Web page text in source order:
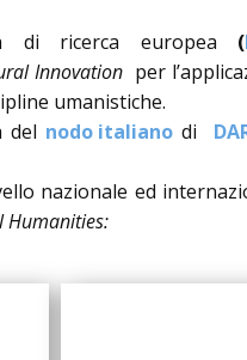
di ricerca europea (
Innovation per
umanistiche.
del nodo italiano di
nazionale ed
Humanities: